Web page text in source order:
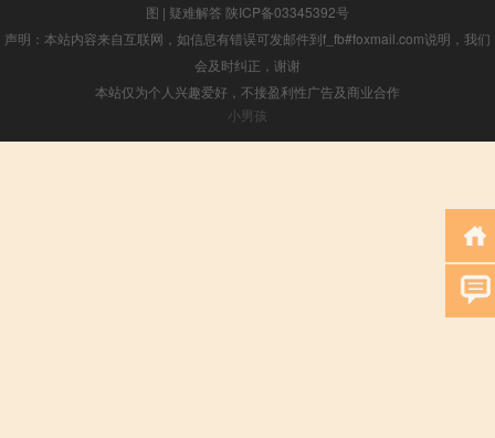
图 | 疑难解答 陕ICP备03345392号
声明：本站内容来自互联网，如信息有错误可发邮件到f_fb#foxmail.com说明，我们
会及时纠正，谢谢
本站仅为个人兴趣爱好，不接盈利性广告及商业合作
小男孩